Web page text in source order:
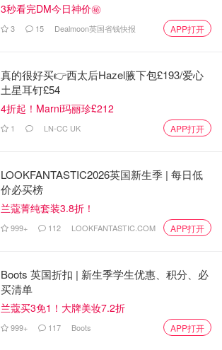
3秒看完DM今日神价㊙️
3 15 Dealmoon英国省钱快报 APP打开
真的很好买👉西太后Hazel腋下包£193/爱心
土星耳钉£54
4折起！Marni玛丽珍£212
1 LN-CC UK APP打开
LOOKFANTASTIC2026英国新生季 | 每日低
价必买榜
兰蔻菁纯套装3.8折！
999+ 112 LOOKFANTASTIC.COM APP打开
Boots 英国折扣 | 新生季学生优惠、积分、必
买清单
兰蔻买3免1！大牌美妆7.2折
999+ 117 Boots APP打开